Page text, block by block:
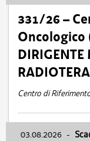
331/26 –
Oncologico
Centro di
03.08.2026 -